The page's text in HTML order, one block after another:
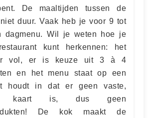
De maaltijden tussen de
duur. Vaak heb je voor 9 tot
dagmenu. Wil je weten hoe je
kunt herkennen: het
vol, er is keuze uit 3 à 4
en het menu staat op een
houdt in dat er geen vaste,
kaart is, dus geen
De kok maakt de